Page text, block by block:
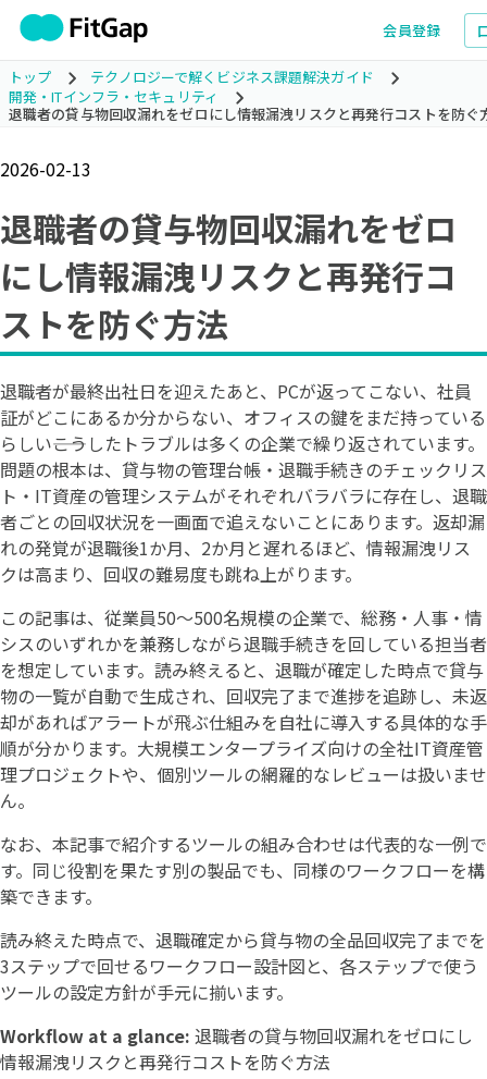
会員登録
トップ
テクノロジーで解くビジネス課題解決ガイド
開発・ITインフラ・セキュリティ
退職者の貸与物回収漏れをゼロにし情報漏洩リスクと再発行コストを防ぐ
2026-02-13
退職者の貸与物回収漏れをゼロ
にし情報漏洩リスクと再発行コ
ストを防ぐ方法
退職者が最終出社日を迎えたあと、PCが返ってこない、社員
証がどこにあるか分からない、オフィスの鍵をまだ持っている
らしい――こうしたトラブルは多くの企業で繰り返されています。
問題の根本は、貸与物の管理台帳・退職手続きのチェックリス
ト・IT資産の管理システムがそれぞれバラバラに存在し、退職
者ごとの回収状況を一画面で追えないことにあります。返却漏
れの発覚が退職後1か月、2か月と遅れるほど、情報漏洩リス
クは高まり、回収の難易度も跳ね上がります。
この記事は、従業員50〜500名規模の企業で、総務・人事・情
シスのいずれかを兼務しながら退職手続きを回している担当者
を想定しています。読み終えると、退職が確定した時点で貸与
物の一覧が自動で生成され、回収完了まで進捗を追跡し、未返
却があればアラートが飛ぶ仕組みを自社に導入する具体的な手
順が分かります。大規模エンタープライズ向けの全社IT資産管
理プロジェクトや、個別ツールの網羅的なレビューは扱いませ
ん。
なお、本記事で紹介するツールの組み合わせは代表的な一例で
す。同じ役割を果たす別の製品でも、同様のワークフローを構
築できます。
読み終えた時点で、退職確定から貸与物の全品回収完了までを
3ステップで回せるワークフロー設計図と、各ステップで使う
ツールの設定方針が手元に揃います。
Workflow at a glance: 退職者の貸与物回収漏れをゼロにし
情報漏洩リスクと再発行コストを防ぐ方法